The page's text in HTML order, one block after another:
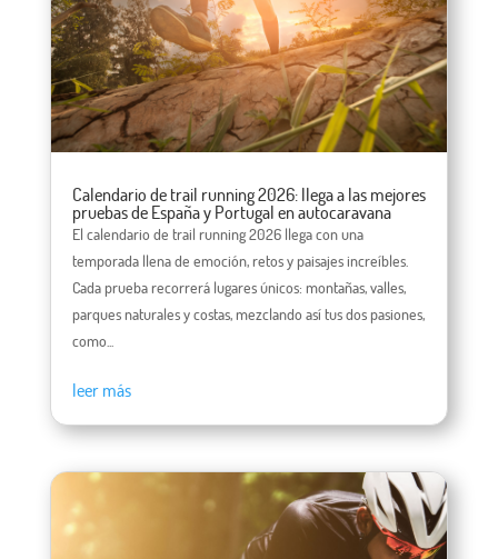
Calendario de trail running 2026: llega a las mejores
pruebas de España y Portugal en autocaravana
El calendario de trail running 2026 llega con una
temporada llena de emoción, retos y paisajes increíbles.
Cada prueba recorrerá lugares únicos: montañas, valles,
parques naturales y costas, mezclando así tus dos pasiones,
como...
leer más